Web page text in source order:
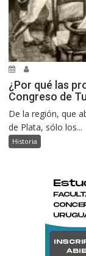
¿Por qué las
Congreso de
De la región, que
de Plata, sólo los...
Historia